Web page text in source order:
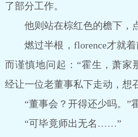
了部分工作。
他则站在棕红色的檐下，点
燃过半根，florence才就着
而谨慎地问起：“霍生，萧家
经让一位老董事私下走动，想
“董事会？开得还少吗。”霍
“可毕竟师出无名……”